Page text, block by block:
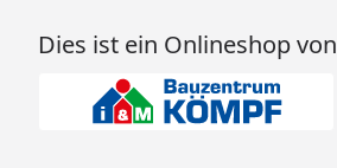
Dies ist ein Onlineshop von